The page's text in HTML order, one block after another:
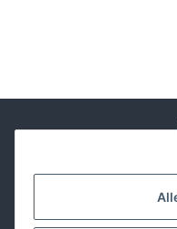
Lackwissen